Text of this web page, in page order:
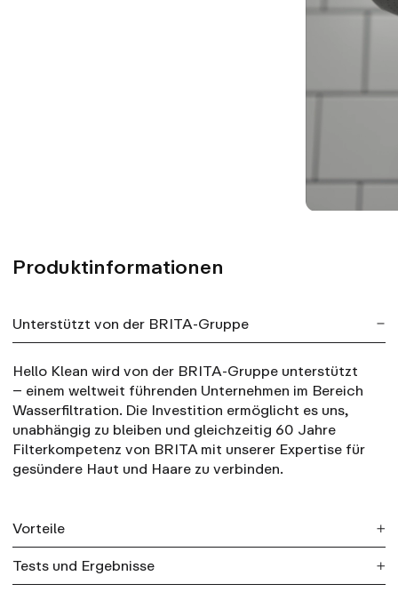
Produktinformationen
Unterstützt von der BRITA-Gruppe
Hello Klean wird von der BRITA-Gruppe unterstützt
– einem weltweit führenden Unternehmen im Bereich
Wasserfiltration. Die Investition ermöglicht es uns,
unabhängig zu bleiben und gleichzeitig 60 Jahre
Filterkompetenz von BRITA mit unserer Expertise für
gesündere Haut und Haare zu verbinden.
Vorteile
Tests und Ergebnisse